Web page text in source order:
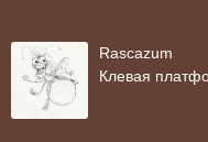
Rascazum
Клевая